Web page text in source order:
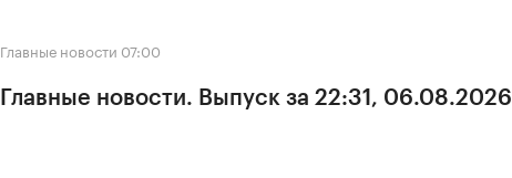
Главные новости 07:00
Главные новости. Выпуск за 22:31, 06.08.2026